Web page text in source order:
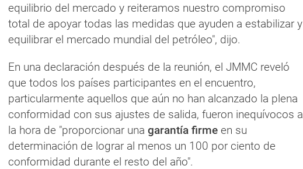
equilibrio del mercado y reiteramos nuestro compromiso
total de apoyar todas las medidas que ayuden a estabilizar y
equilibrar el mercado mundial del petróleo", dijo.
En una declaración después de la reunión, el JMMC reveló
que todos los países participantes en el encuentro,
particularmente aquellos que aún no han alcanzado la plena
conformidad con sus ajustes de salida, fueron inequívocos a
la hora de "proporcionar una garantía firme en su
determinación de lograr al menos un 100 por ciento de
conformidad durante el resto del año".